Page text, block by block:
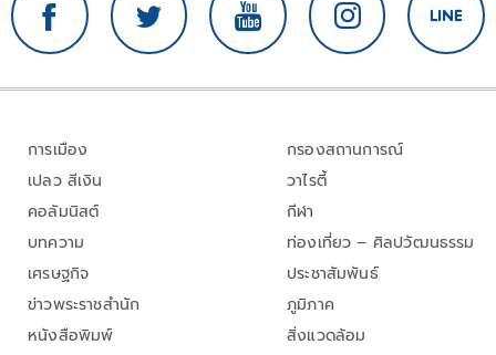
การเมือง
เปลว สีเงิน
คอลัมนิสต์
บทความ
เศรษฐกิจ
ข่าวพระราชสำนัก
หนังสือพิมพ์
กรองสถานการณ์
วาไรตี้
กีฬา
ท่องเที่ยว – ศิลปวัฒนธรรม
ประชาสัมพันธ์
ภูมิภาค
สิ่งแวดล้อม